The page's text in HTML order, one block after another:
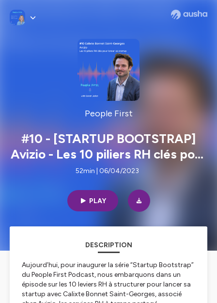
People First
#10 - [STARTUP BOOTSTRAP]
Avizio - Les 10 piliers RH clés pour
lancer sa startup
52min | 06/04/2023
PLAY
DESCRIPTION
Aujourd’hui, pour inaugurer la série “Startup Bootstrap”
du People First Podcast, nous embarquons dans un
épisode sur les 10 leviers RH à structurer pour lancer sa
startup avec Calixte Bonnet Saint-Georges, associé